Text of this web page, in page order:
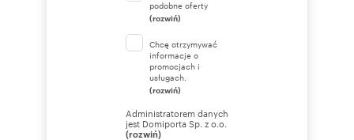
podobne oferty
(rozwiń)
Chcę otrzymywać
informacje o
promocjach i
usługach.
(rozwiń)
Administratorem danych
jest Domiporta Sp. z o.o.
(rozwiń)